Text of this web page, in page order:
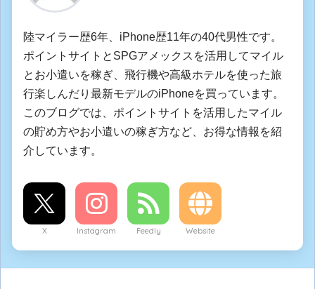
陸マイラー歴6年、iPhone歴11年の40代男性です。
ポイントサイトとSPGアメックスを活用してマイル
とお小遣いを稼ぎ、飛行機や高級ホテルを使った旅
行楽しんだり最新モデルのiPhoneを買っています。
このブログでは、ポイントサイトを活用したマイル
の貯め方やお小遣いの稼ぎ方など、お得な情報を紹
介しています。
X Instagram Feedly Website